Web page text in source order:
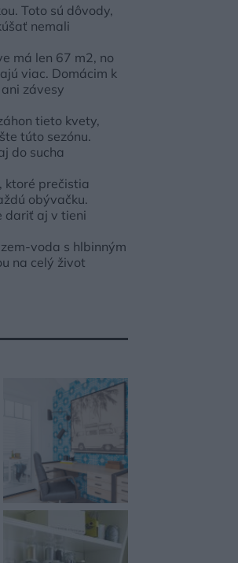
Toto sú dôvody,
nemali
má len 67 m2, no
viac. Domácim k
závesy
tieto kvety,
túto sezónu.
do sucha
ktoré prečistia
obývačku.
dariť aj v tieni
voda s hlbinným
na celý život